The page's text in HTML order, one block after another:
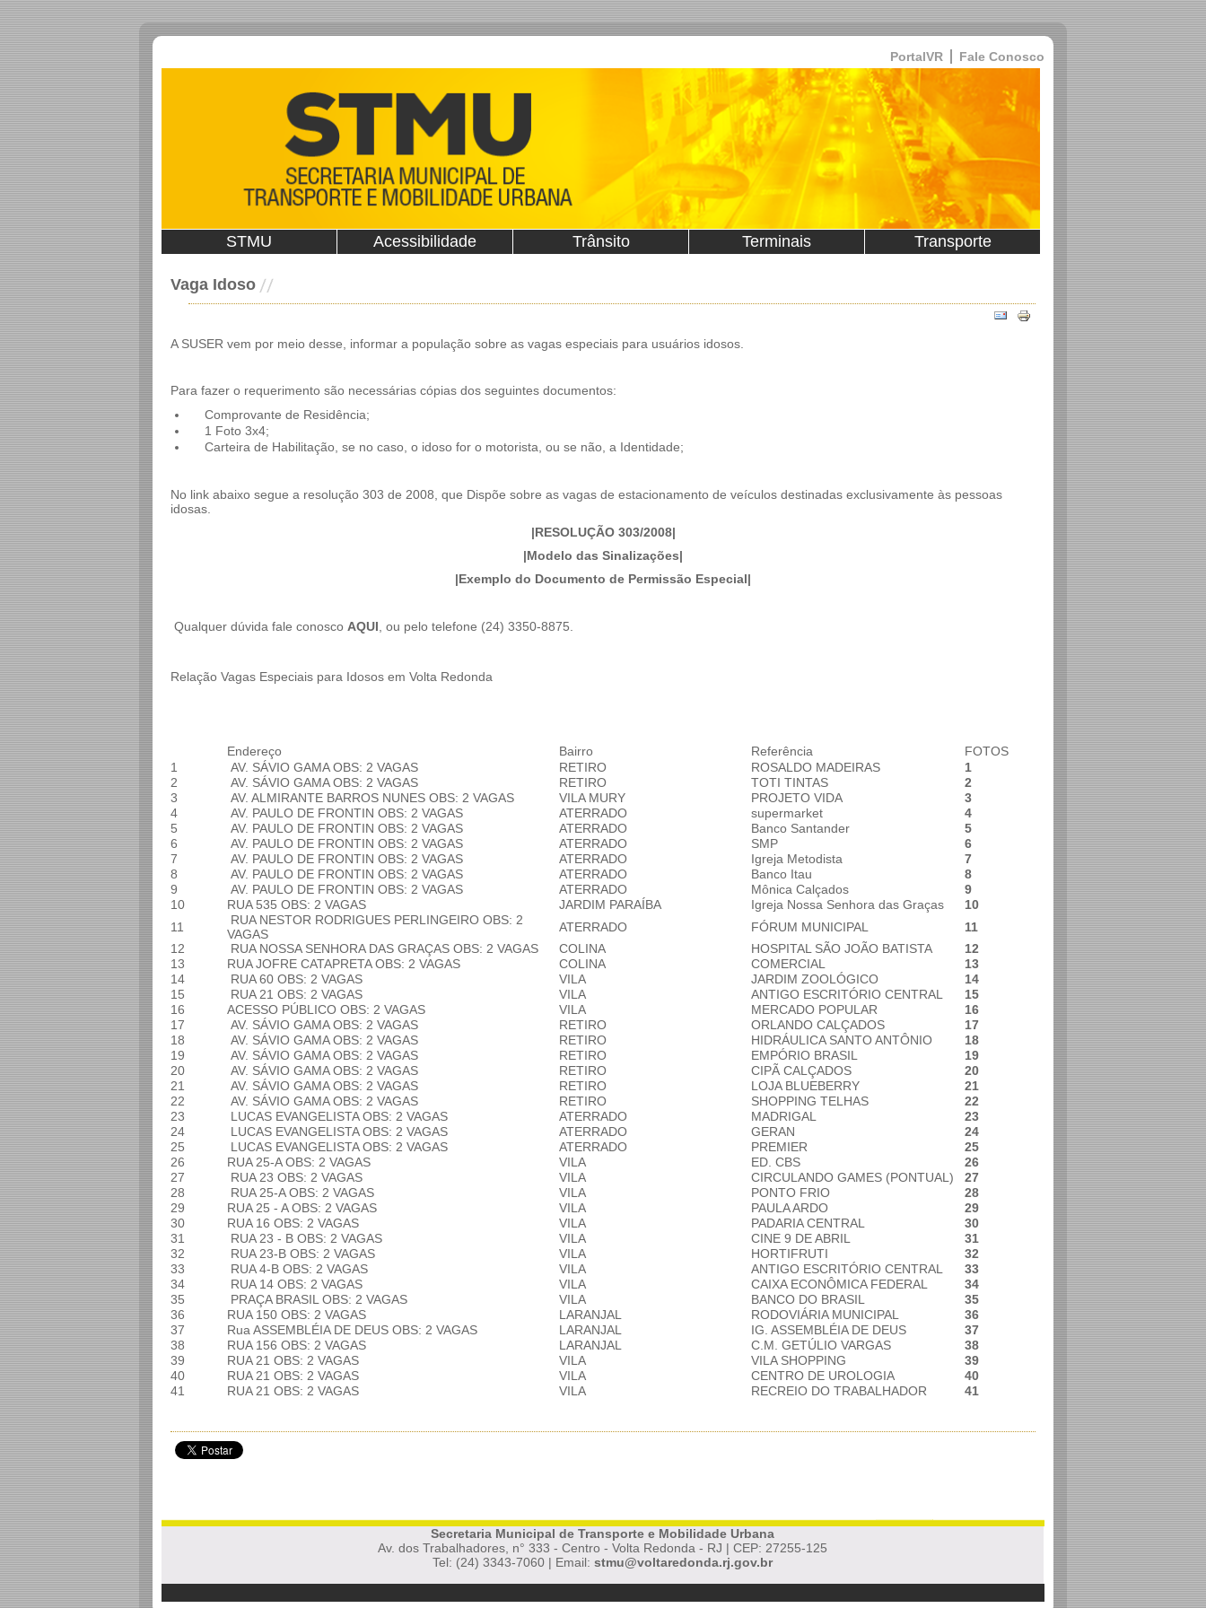
Fale Conosco
PortalVR
STMU Acessibilidade Trânsito Terminais Transporte
Vaga Idoso
A SUSER vem por meio desse, informar a população sobre as vagas especiais para usuários idosos.
Para fazer o requerimento são necessárias cópias dos seguintes documentos:
Comprovante de Residência;
1 Foto 3x4;
Carteira de Habilitação, se no caso, o idoso for o motorista, ou se não, a Identidade;
No link abaixo segue a resolução 303 de 2008, que Dispõe sobre as vagas de estacionamento de veículos destinadas exclusivamente às pessoas
idosas.
|RESOLUÇÃO 303/2008|
|Modelo das Sinalizações|
|Exemplo do Documento de Permissão Especial|
Qualquer dúvida fale conosco AQUI , ou pelo telefone (24) 3350-8875.
Relação Vagas Especiais para Idosos em Volta Redonda
Endereço Bairro Referência
FOTOS
1
AV. SÁVIO GAMAOBS: 2 VAGAS RETIRO ROSALDO MADEIRAS
1
2
AV. SÁVIO GAMAOBS: 2 VAGAS RETIRO TOTI TINTAS
2
3
AV. ALMIRANTE BARROS NUNES OBS: 2 VAGAS VILA MURY PROJETO VIDA
3
4
AV. PAULO DE FRONTIN OBS: 2 VAGAS ATERRADO supermarket
4
5
AV. PAULO DE FRONTIN OBS: 2 VAGAS ATERRADO Banco Santander
5
6
AV. PAULO DE FRONTIN OBS: 2 VAGAS ATERRADO SMP
6
7
AV. PAULO DE FRONTIN OBS: 2 VAGAS ATERRADO Igreja Metodista
7
8
AV. PAULO DE FRONTIN OBS: 2 VAGAS ATERRADO Banco Itau
8
9
AV. PAULO DE FRONTIN OBS: 2 VAGAS ATERRADO Mônica Calçados
9
10
RUA 535 OBS: 2 VAGAS JARDIM PARAÍBA Igreja Nossa Senhora das Graças
10
11
RUA NESTOR RODRIGUES PERLINGEIRO OBS: 2
VAGAS
ATERRADO FÓRUM MUNICIPAL
11
12
RUA NOSSA SENHORA DAS GRAÇAS OBS: 2 VAGAS COLINA HOSPITAL SÃO JOÃO BATISTA
12
13
RUA JOFRE CATAPRETAOBS: 2 VAGAS COLINA COMERCIAL
13
14
RUA 60 OBS: 2 VAGAS VILA JARDIM ZOOLÓGICO
14
15
RUA 21 OBS: 2 VAGAS VILA ANTIGO ESCRITÓRIO CENTRAL
15
16
ACESSO PÚBLICO OBS: 2 VAGAS VILA MERCADO POPULAR
16
17
AV. SÁVIO GAMAOBS: 2 VAGAS RETIRO ORLANDO CALÇADOS
17
18
AV. SÁVIO GAMAOBS: 2 VAGAS RETIRO HIDRÁULICA SANTO ANTÔNIO
18
19
AV. SÁVIO GAMAOBS: 2 VAGAS RETIRO EMPÓRIO BRASIL
19
20
AV. SÁVIO GAMAOBS: 2 VAGAS RETIRO CIPÃ CALÇADOS
20
21
AV. SÁVIO GAMAOBS: 2 VAGAS RETIRO LOJA BLUEBERRY
21
22
AV. SÁVIO GAMAOBS: 2 VAGAS RETIRO SHOPPING TELHAS
22
23
LUCAS EVANGELISTAOBS: 2 VAGAS ATERRADO MADRIGAL
23
24
LUCAS EVANGELISTAOBS: 2 VAGAS ATERRADO GERAN
24
25
LUCAS EVANGELISTAOBS: 2 VAGAS ATERRADO PREMIER
25
26
RUA 25-AOBS: 2 VAGAS VILA ED. CBS
26
27
RUA 23 OBS: 2 VAGAS VILA CIRCULANDO GAMES (PONTUAL)
27
28
RUA 25-AOBS: 2 VAGAS VILA PONTO FRIO
28
29
RUA 25 - AOBS: 2 VAGAS VILA PAULA ARDO
29
30
RUA 16 OBS: 2 VAGAS VILA PADARIA CENTRAL
30
31
RUA 23 - B OBS: 2 VAGAS VILA CINE 9 DE ABRIL
31
32
RUA 23-B OBS: 2 VAGAS VILA HORTIFRUTI
32
33
RUA 4-B OBS: 2 VAGAS VILA ANTIGO ESCRITÓRIO CENTRAL
33
34
RUA 14 OBS: 2 VAGAS VILA CAIXA ECONÔMICA FEDERAL
34
35
PRAÇA BRASIL OBS: 2 VAGAS VILA BANCO DO BRASIL
35
36
RUA 150 OBS: 2 VAGAS LARANJAL RODOVIÁRIA MUNICIPAL
36
37
Rua ASSEMBLÉIA DE DEUS OBS: 2 VAGAS LARANJAL IG. ASSEMBLÉIA DE DEUS
37
38
RUA 156 OBS: 2 VAGAS LARANJAL C.M. GETÚLIO VARGAS
38
39
RUA 21 OBS: 2 VAGAS VILA VILA SHOPPING
39
40
RUA 21 OBS: 2 VAGAS VILA CENTRO DE UROLOGIA
40
41
RUA 21 OBS: 2 VAGAS VILA RECREIO DO TRABALHADOR 41
Secretaria Municipal de Transporte e Mobilidade Urbana
Av. dos Trabalhadores, n° 333 - Centro - Volta Redonda - RJ | CEP: 27255-125
Tel: (24) 3343-7060 | Email: stmu@voltaredonda.rj.gov.br